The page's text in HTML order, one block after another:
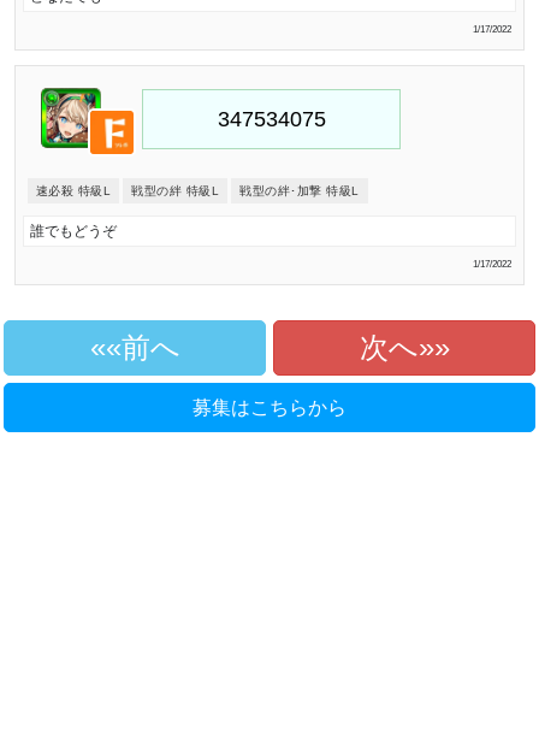
1/17/2022
速必殺 特級L 戦型の絆 特級L 戦型の絆･加撃 特級L
誰でもどうぞ
1/17/2022
«前へ 次へ»
募集はこちらから